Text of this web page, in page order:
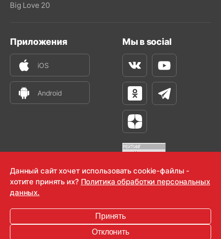
Big Love 20
Приложения
iOS
Android
Мы в social
ВконтактеYoutube
Одноклассники
Телеграм
Яндекс Дзен
OOO "Радио-Любовь" 2000-2026
Информация для правообладателей
Данный сайт хочет использовать cookie-файлы -
хотите принять их? Политика обработки персональных
данных.
Принять
Отклонить